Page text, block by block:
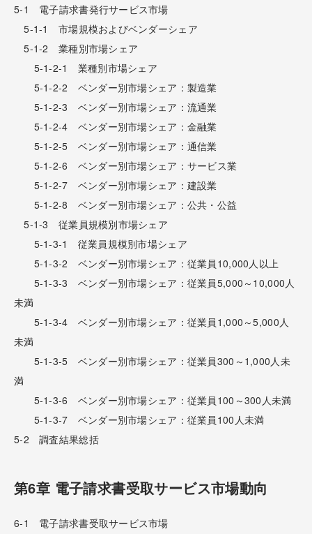
5-1 電子請求書発行サービス市場
5-1-1 市場規模およびベンダーシェア
5-1-2 業種別市場シェア
5-1-2-1 業種別市場シェア
5-1-2-2 ベンダー別市場シェア：製造業
5-1-2-3 ベンダー別市場シェア：流通業
5-1-2-4 ベンダー別市場シェア：金融業
5-1-2-5 ベンダー別市場シェア：通信業
5-1-2-6 ベンダー別市場シェア：サービス業
5-1-2-7 ベンダー別市場シェア：建設業
5-1-2-8 ベンダー別市場シェア：公共・公益
5-1-3 従業員規模別市場シェア
5-1-3-1 従業員規模別市場シェア
5-1-3-2 ベンダー別市場シェア：従業員10,000人以上
5-1-3-3 ベンダー別市場シェア：従業員5,000～10,000人
未満
5-1-3-4 ベンダー別市場シェア：従業員1,000～5,000人
未満
5-1-3-5 ベンダー別市場シェア：従業員300～1,000人未
満
5-1-3-6 ベンダー別市場シェア：従業員100～300人未満
5-1-3-7 ベンダー別市場シェア：従業員100人未満
5-2 調査結果総括
第6章 電子請求書受取サービス市場動向
6-1 電子請求書受取サービス市場